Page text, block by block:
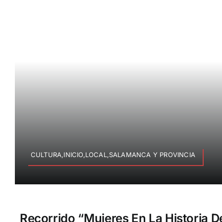
CULTURA,INICIO,LOCAL,SALAMANCA Y PROVINCIA
Recorrido “Mujeres En La Historia